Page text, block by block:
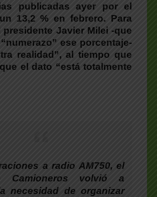
publicadas ayer por el
13,2 % en febrero. Para
presidente Javier Milei -que
ese porcentaje-
realidad”, al tiempo que
el dato “está totalmente
aradio AM750, el
Camioneros volvió a
necesidad de organizar